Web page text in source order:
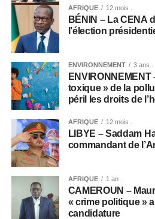
AFRIQUE 12 mois .
BÉNIN – La CENA
l’élection
ENVIRONNEMENT 3 ans .
ENVIRONNEMENT
toxique » de la
péril les droits de
AFRIQUE 12 mois .
LIBYE – Saddam
commandant de
AFRIQUE 1 an .
CAMEROUN –
« crime politique »
candidature